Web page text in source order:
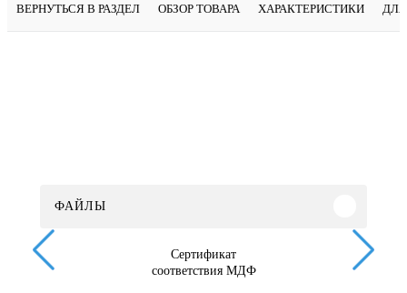
ВЕРНУТЬСЯ В РАЗДЕЛ ОБЗОР ТОВАРА ХАРАКТЕРИСТИКИ
ФАЙЛЫ
Сертификат
соответствия МДФ